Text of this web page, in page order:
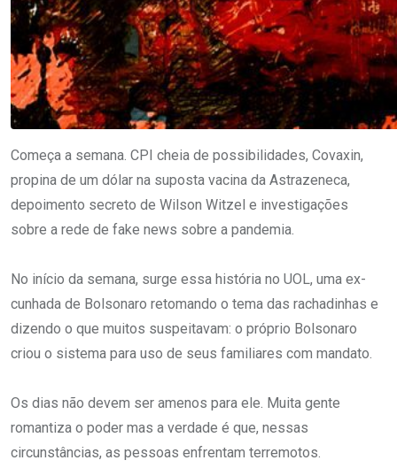
Começa a semana. CPI cheia de possibilidades, Covaxin,
propina de um dólar na suposta vacina da Astrazeneca,
depoimento secreto de Wilson Witzel e investigações
sobre a rede de fake news sobre a pandemia.
No início da semana, surge essa história no UOL, uma ex-
cunhada de Bolsonaro retomando o tema das rachadinhas e
dizendo o que muitos suspeitavam: o próprio Bolsonaro
criou o sistema para uso de seus familiares com mandato.
Os dias não devem ser amenos para ele. Muita gente
romantiza o poder mas a verdade é que, nessas
circunstâncias, as pessoas enfrentam terremotos.